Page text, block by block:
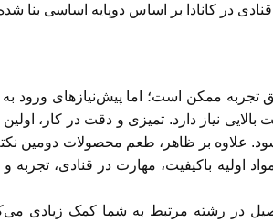
در کانادا بر اساس دوپایه اساسی بنا
تجربه ممکن است؛ اما پیش‌نیازهای ورود به
نیاز دارد. تمیزی و دقت در کار،
علاوه بر ظاهر، طعم محصولات دومین
اولیه باکیفیت، مهارت در قنادی، تجربه و
در رشته مرتبط به شما کمک زیادی